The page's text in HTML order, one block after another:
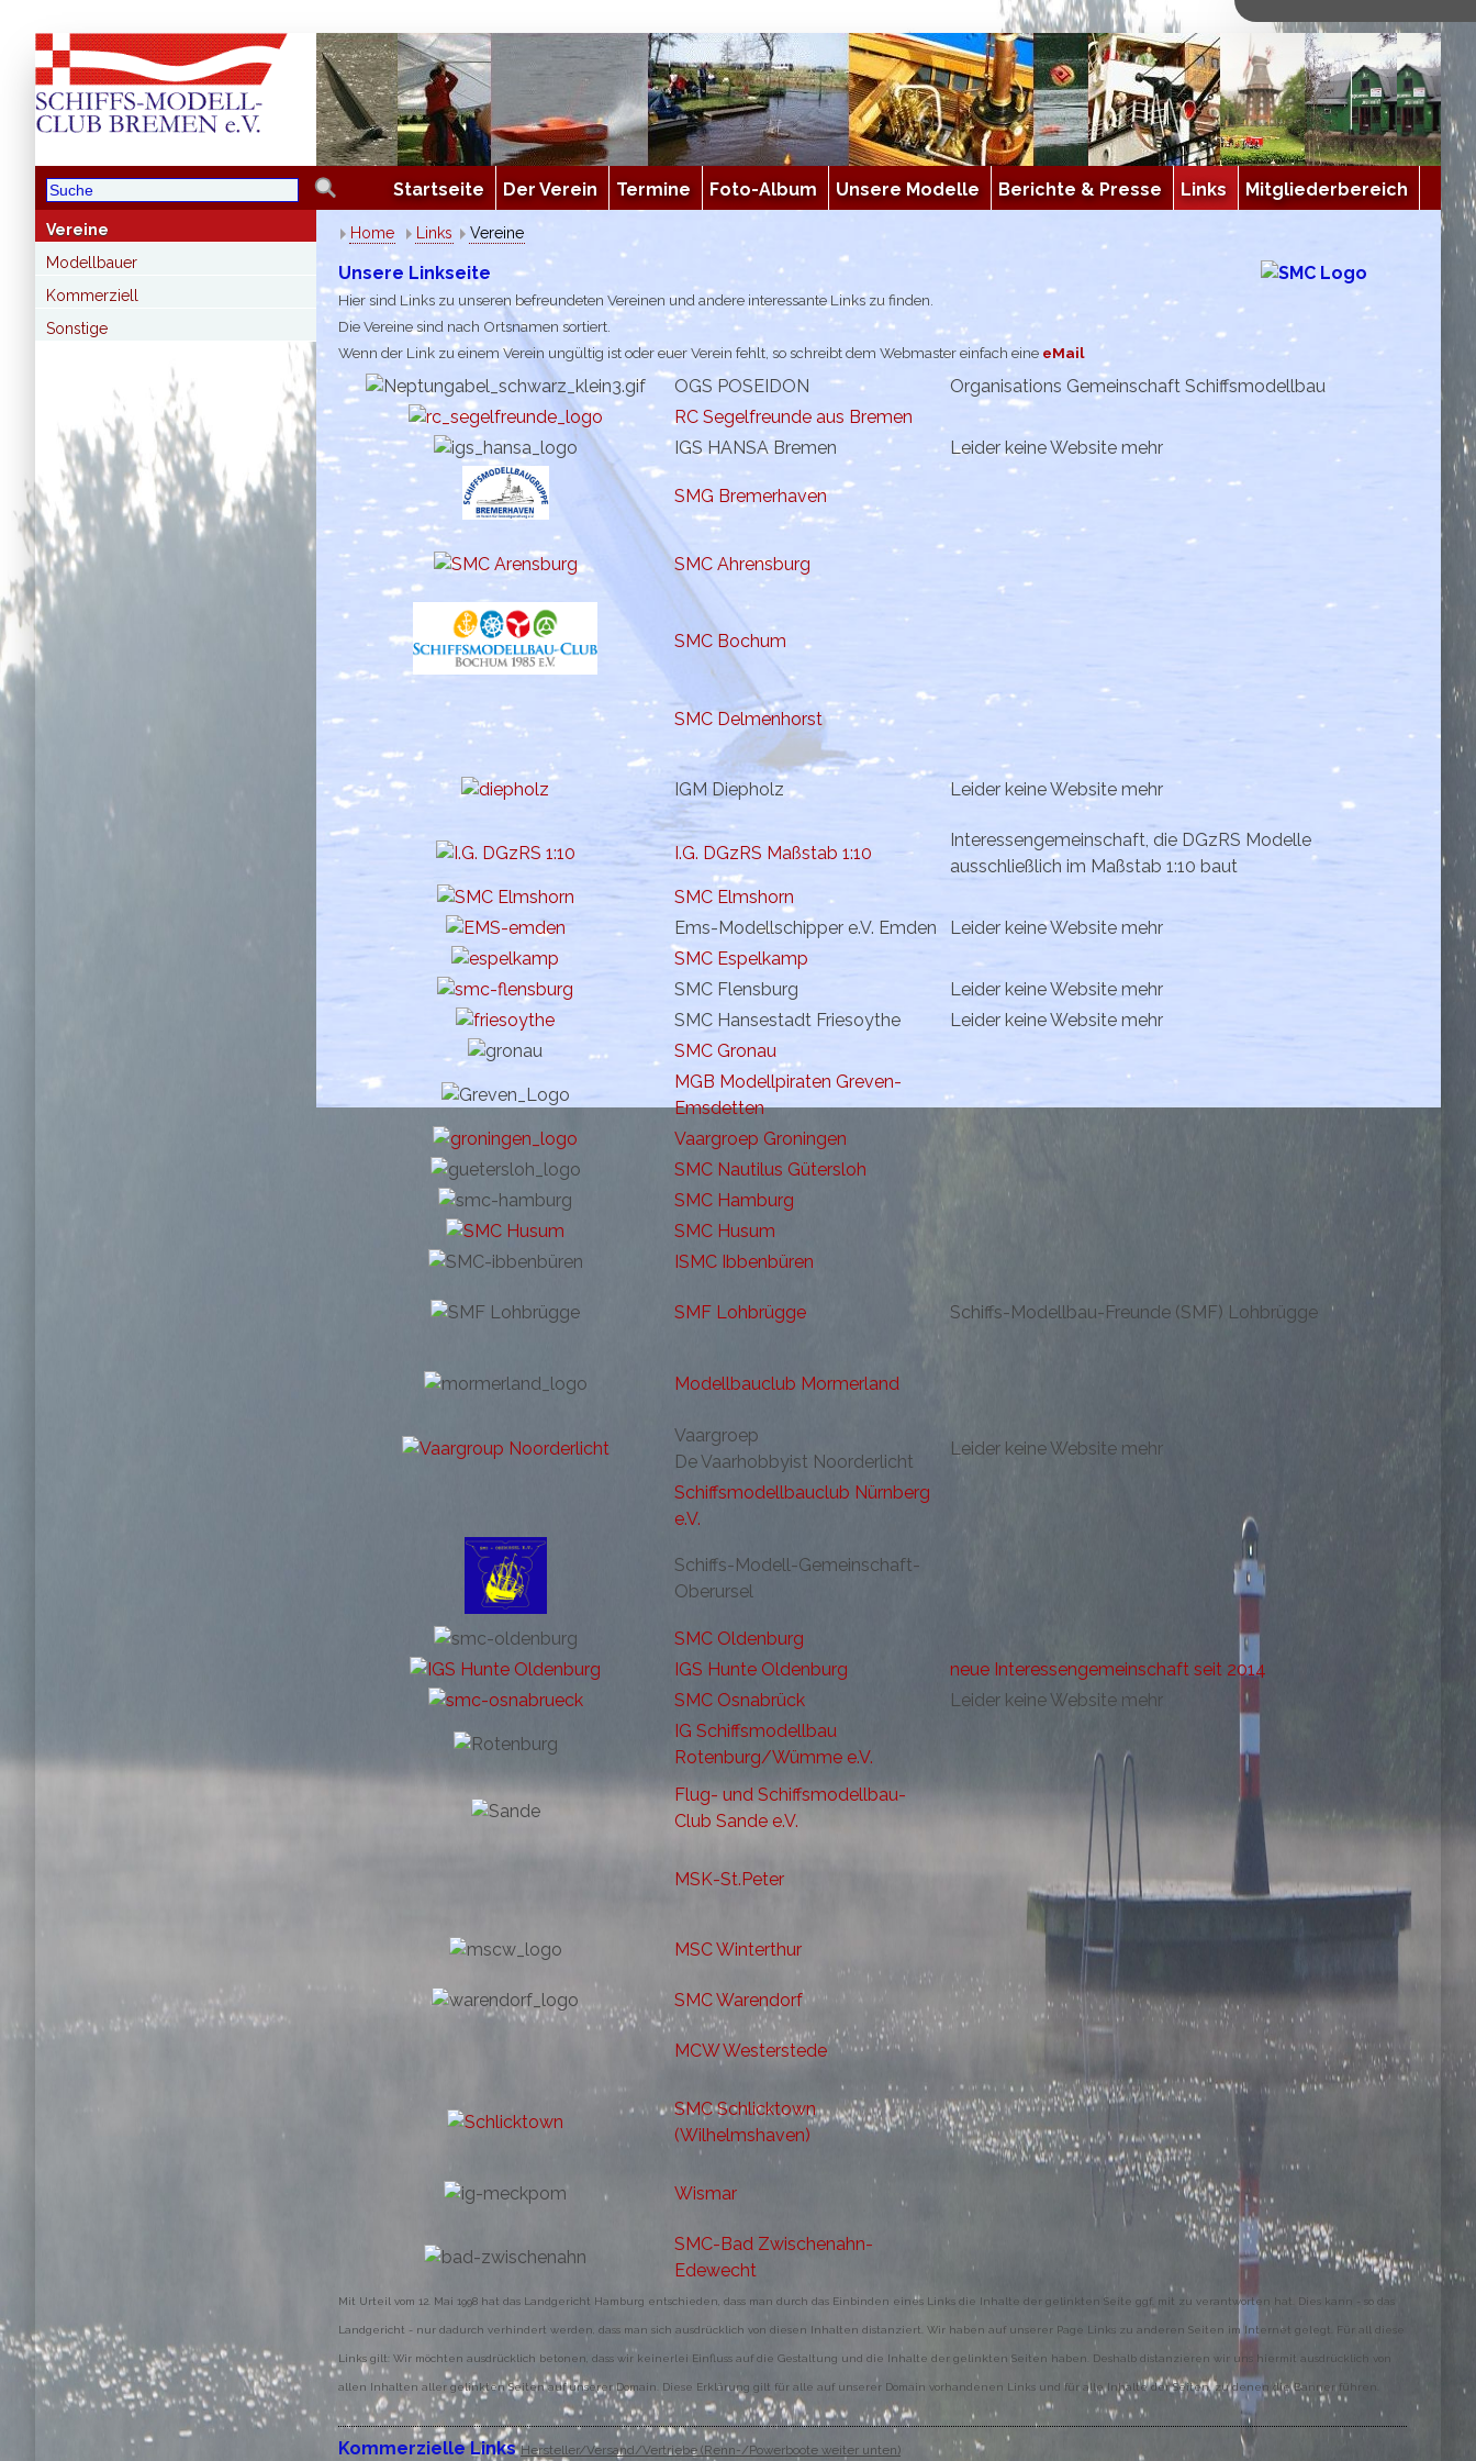
Startseite Der Verein Termine Foto-Album Unsere Modelle Berichte & Presse Links Mitgliederbereich
Vereine
Modellbauer
Kommerziell
Sonstige
Home Links Vereine
Unsere Linkseite
Hier sind Links zu unseren befreundeten Vereinen und andere interessante Links zu finden.
Die Vereine sind nach Ortsnamen sortiert.
Wenn der Link zu einem Verein ungültig ist oder euer Verein fehlt, so schreibt dem Webmaster einfach eine eMail
OGS POSEIDON
Organisations Gemeinschaft Schiffsmodellbau
RC Segelfreunde aus Bremen
IGS HANSA Bremen
Leider keine Website mehr
SMG Bremerhaven
SMC Ahrensburg
SMC Bochum
SMC Delmenhorst
IGM Diepholz Leider keine Website mehr
I.G. DGzRS Maßstab 1:10
Interessengemeinschaft, die DGzRS Modelle
ausschließlich im Maßstab 1:10 baut
SMC Elmshorn
Ems-Modellschipper e.V. Emden
Leider keine Website mehr
SMC Espelkamp
SMC Flensburg
Leider keine Website mehr
SMC Hansestadt Friesoythe
Leider keine Website mehr
SMC Gronau
MGB Modellpiraten Greven-
Emsdetten
Vaargroep Groningen
SMC Nautilus Gütersloh
SMC Hamburg
SMC Husum
ISMC Ibbenbüren
SMF Lohbrügge Schiffs-Modellbau-Freunde (SMF) Lohbrügge
Modellbauclub Mormerland
Vaargroep
De Vaarhobbyist Noorderlicht
Leider keine Website mehr
Schiffsmodellbauclub Nürnberg
e.V.
Schiffs-Modell-Gemeinschaft-
Oberursel
SMC Oldenburg
IGS Hunte Oldenburg
neue Interessengemeinschaft seit 2014
SMC Osnabrück
Leider keine Website mehr
IG Schiffsmodellbau
Rotenburg/Wümme e.V.
Flug- und Schiffsmodellbau-
Club Sande e.V.
MSK-St.Peter
MSC Winterthur
SMC Warendorf
MCW Westerstede
SMC Schlicktown
(Wilhelmshaven)
Wismar
SMC-Bad Zwischenahn-
Edewecht
Mit Urteil vom 12. Mai 1998 hat das Landgericht Hamburg entschieden, dass man durch das Einbinden eines Links die Inhalte der gelinkten Seite ggf. mit zu verantworten hat. Dies kann - so das
Landgericht - nur dadurch verhindert werden, dass man sich ausdrücklich von diesen Inhalten distanziert. Wir haben auf unserer Page Links zu anderen Seiten im Internet gelegt. Für all diese
Links gilt: Wir möchten ausdrücklich betonen, dass wir keinerlei Einfluss auf die Gestaltung und die Inhalte der gelinkten Seiten haben. Deshalb distanzieren wir uns hiermit ausdrücklich von
allen Inhalten aller gelinkten Seiten auf unserer Domain. Diese Erklärung gilt für alle auf unserer Domain vorhandenen Links und für alle Inhalte der Seiten, zu denen die Banner führen.
Kommerzielle Links Hersteller/Versand/Vertriebe (Renn-/Powerboote weiter unten)